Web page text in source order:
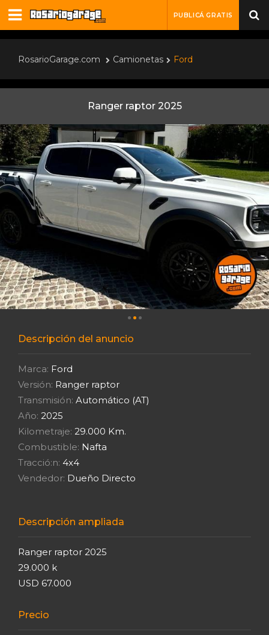
PUBLICÁ GRATIS
RosarioGarage.com Camionetas Ford
Ranger raptor 2025
Descripción del anuncio
Marca: Ford
Versión: Ranger raptor
Transmisión: Automático (AT)
Año: 2025
Kilometraje: 29.000 Km.
Combustible: Nafta
Tracció:n: 4x4
Vendedor: Dueño Directo
Descripción ampliada
Ranger raptor 2025
29.000 k
USD 67.000
Precio